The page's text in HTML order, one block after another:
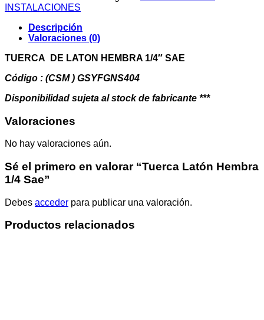
1/4
Sae
cantidad
INSTALACIONES
Descripción
Valoraciones (0)
TUERCA DE LATON HEMBRA 1/4″ SAE
Código : (CSM ) GSYFGNS404
Disponibilidad sujeta al stock de fabricante ***
Valoraciones
No hay valoraciones aún.
Sé el primero en valorar “Tuerca Latón Hembra
1/4 Sae”
Debes acceder para publicar una valoración.
Productos relacionados